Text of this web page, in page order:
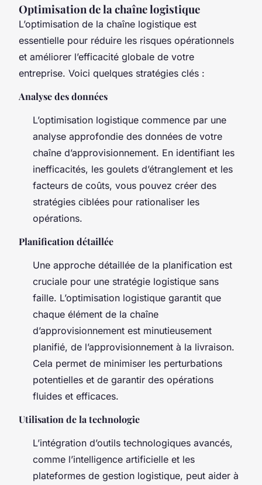
Optimisation de la chaîne logistique
L’optimisation de la chaîne logistique est
essentielle pour réduire les risques opérationnels
et améliorer l’efficacité globale de votre
entreprise. Voici quelques stratégies clés :
Analyse des données
L’optimisation logistique commence par une
analyse approfondie des données de votre
chaîne d’approvisionnement. En identifiant les
inefficacités, les goulets d’étranglement et les
facteurs de coûts, vous pouvez créer des
stratégies ciblées pour rationaliser les
opérations.
Planification détaillée
Une approche détaillée de la planification est
cruciale pour une stratégie logistique sans
faille. L’optimisation logistique garantit que
chaque élément de la chaîne
d’approvisionnement est minutieusement
planifié, de l’approvisionnement à la livraison.
Cela permet de minimiser les perturbations
potentielles et de garantir des opérations
fluides et efficaces.
Utilisation de la technologie
L’intégration d’outils technologiques avancés,
comme l’intelligence artificielle et les
plateformes de gestion logistique, peut aider à